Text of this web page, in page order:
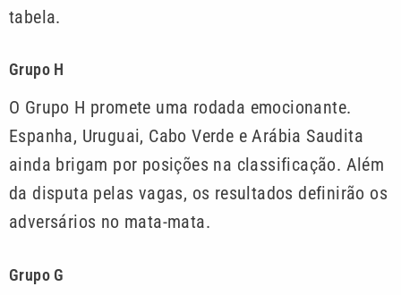
tabela.
Grupo H
O Grupo H promete uma rodada emocionante.
Espanha, Uruguai, Cabo Verde e Arábia Saudita
ainda brigam por posições na classificação. Além
da disputa pelas vagas, os resultados definirão os
adversários no mata-mata.
Grupo G